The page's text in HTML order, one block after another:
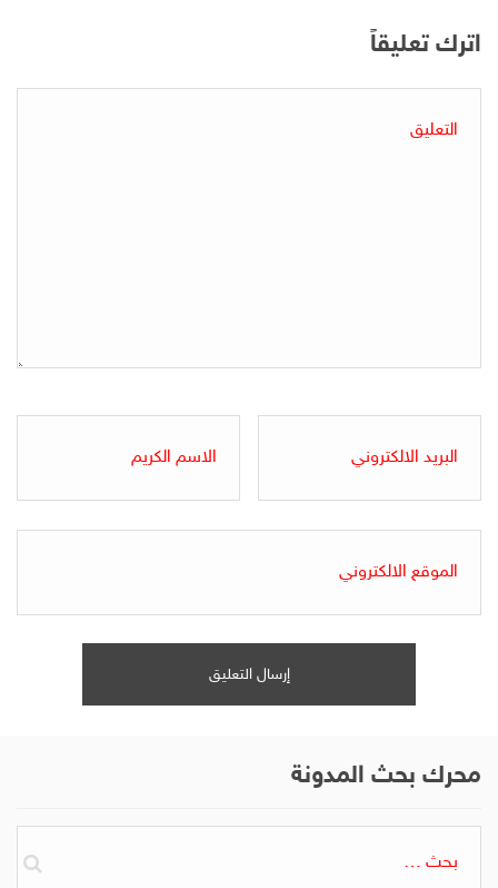
اترك تعليقاً
محرك بحث المدونة